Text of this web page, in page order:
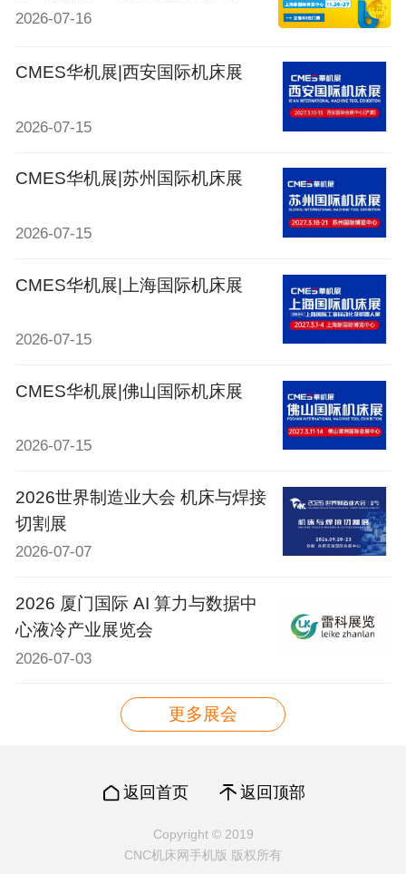
2026-07-16
CMES华机展|西安国际机床展
2026-07-15
CMES华机展|苏州国际机床展
2026-07-15
CMES华机展|上海国际机床展
2026-07-15
CMES华机展|佛山国际机床展
2026-07-15
2026世界制造业大会 机床与焊接
切割展
2026-07-07
2026 厦门国际 AI 算力与数据中
心液冷产业展览会
2026-07-03
更多展会
返回首页 返回顶部
Copyright © 2019
CNC机床网手机版 版权所有